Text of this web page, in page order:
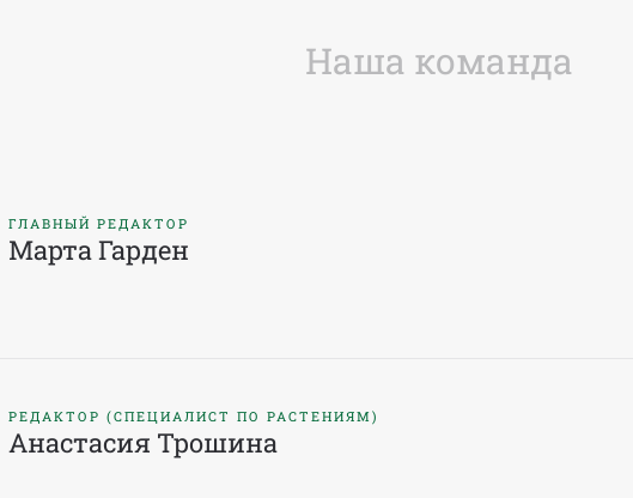
Наша команда
ГЛАВНЫЙ РЕДАКТОР
Марта Гарден
РЕДАКТОР (СПЕЦИАЛИСТ ПО РАСТЕНИЯМ)
Анастасия Трошина